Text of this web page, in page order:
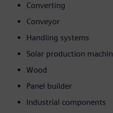
Converting
Conveyor
Handling systems
Solar production
Wood
Panel builder
Industrial components